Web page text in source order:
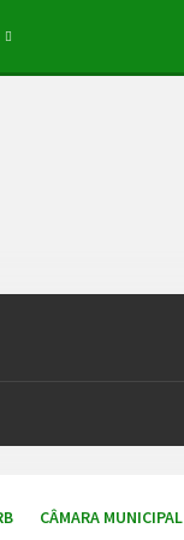
CÂMARA MUNICIPAL